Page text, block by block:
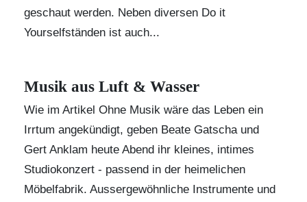
geschaut werden. Neben diversen Do it
Yourselfständen ist auch...
Musik aus Luft & Wasser
Wie im Artikel Ohne Musik wäre das Leben ein
Irrtum angekündigt, geben Beate Gatscha und
Gert Anklam heute Abend ihr kleines, intimes
Studiokonzert - passend in der heimelichen
Möbelfabrik. Aussergewöhnliche Instrumente und